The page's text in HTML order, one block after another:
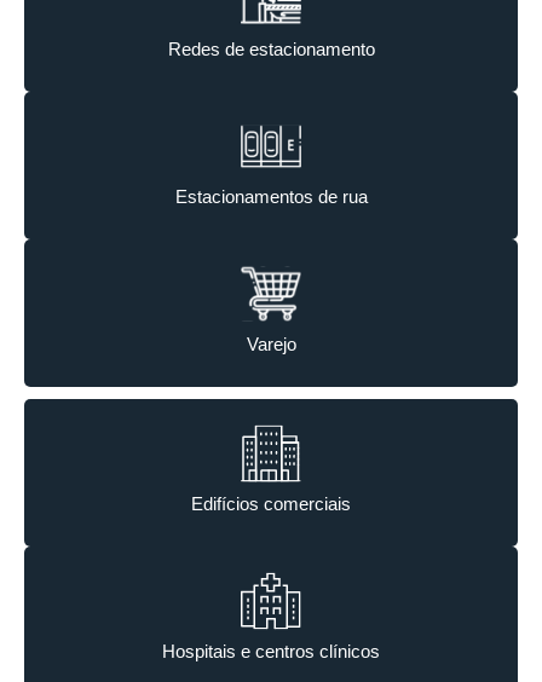
Redes de estacionamento
Estacionamentos de rua
Varejo
Edifícios comerciais
Hospitais e centros clínicos